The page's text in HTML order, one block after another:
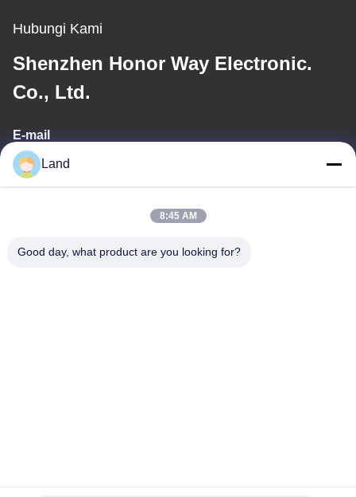
Hubungi Kami
Shenzhen Honor Way Electronic.
Co., Ltd.
E-mail
land@szhw-tech.com
Alamat
Land
8:45 AM
Good day, what product are you looking for?